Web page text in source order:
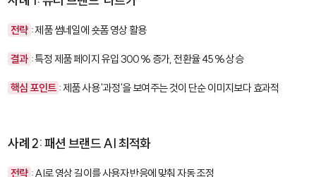
전략 : 제품 썸네일에 숏폼 영상 활용
결과 : 특정 제품 페이지 유입 300% 증가, 전환율 45% 상승
핵심 포인트 : 제품 사용 '과정'을 보여주는 것이 단순 이미지보다 효과적
사례 2: 패션 브랜드 AI 최적화
전략 : AI로 영상 길이를 사용자 반응에 맞춰 자동 조정